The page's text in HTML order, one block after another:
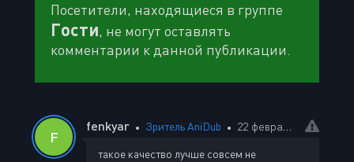
Посетители, находящиеся в группе
Гости, не могут оставлять
комментарии к данной публикации.
F
fenkyar Зритель AniDub 22 февраля 2025 20:25
такое качество лучше совсем не